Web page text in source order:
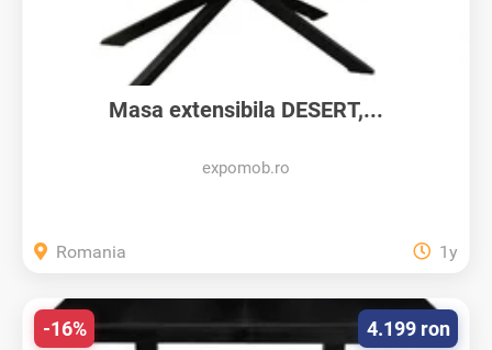
Masa extensibila DESERT,...
expomob.ro
Romania 1y
4.199 ron
-16%